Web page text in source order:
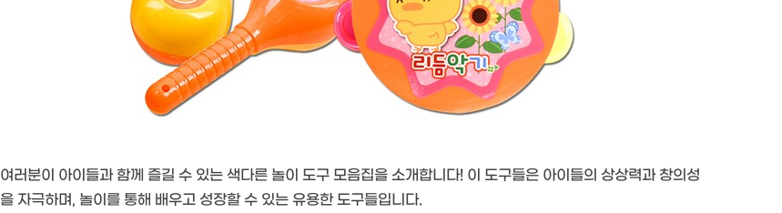
여러분이 아이들과 함께 즐길 수 있는 색다른 놀이 도구 모음집을 소개합니다! 이 도구들은 아이들의 상상력과 창의성
을 자극하며, 놀이를 통해 배우고 성장할 수 있는 유용한 도구들입니다.